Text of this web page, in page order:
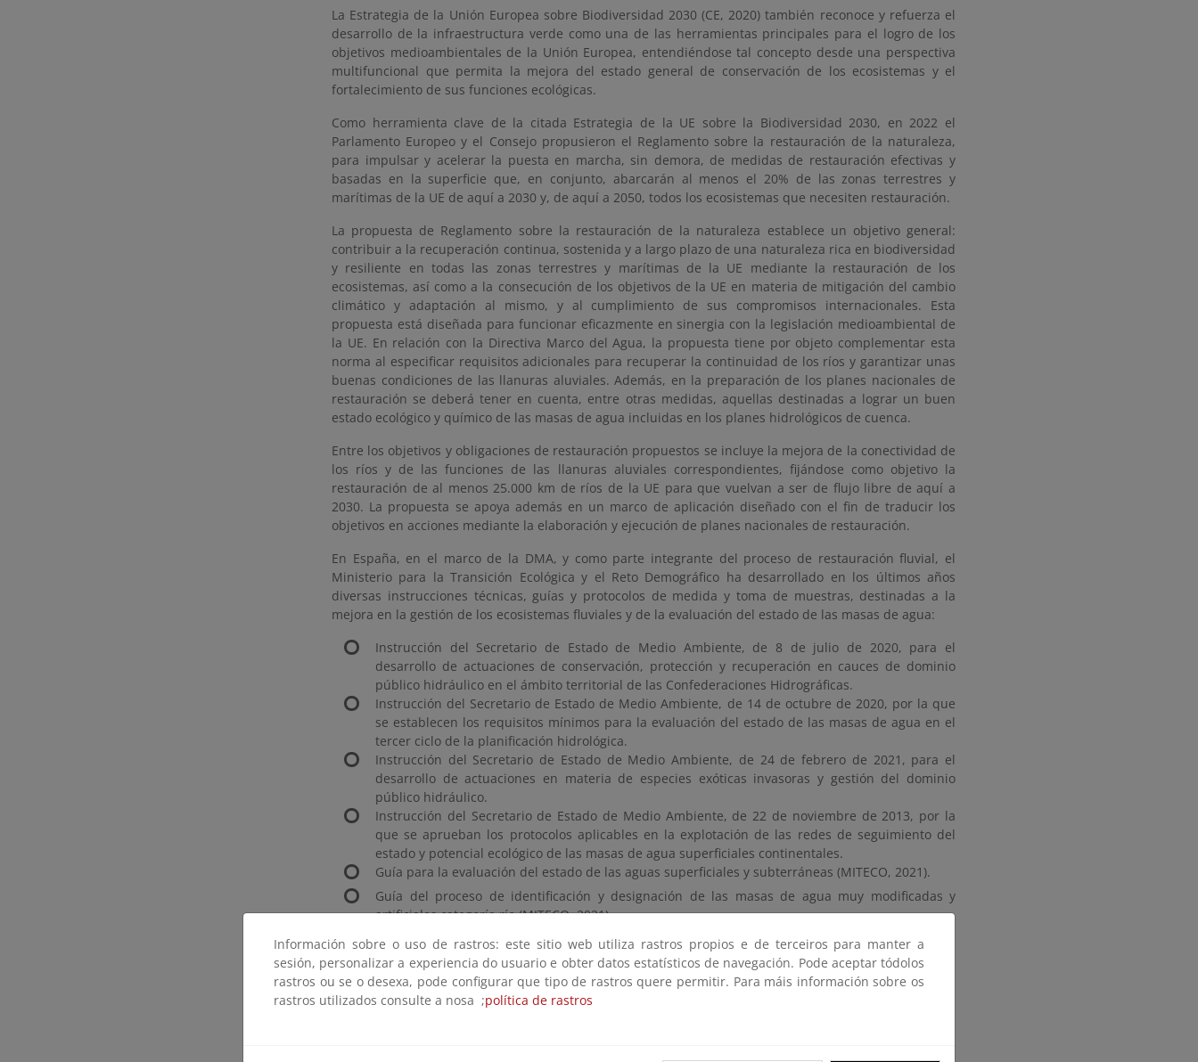
La Estrategia de la Unión Europea sobre Biodiversidad 2030 (CE, 2020) también reconoce y refuerza el
desarrollo de la infraestructura verde como una de las herramientas principales para el logro de los
objetivos medioambientales de la Unión Europea, entendiéndose tal concepto desde una perspectiva
multifuncional que permita la mejora del estado general de conservación de los ecosistemas y el
fortalecimiento de sus funciones ecológicas.
Como herramienta clave de la citada Estrategia de la UE sobre la Biodiversidad 2030, en 2022 el
Parlamento Europeo y el Consejo propusieron el Reglamento sobre la restauración de la naturaleza,
para impulsar y acelerar la puesta en marcha, sin demora, de medidas de restauración efectivas y
basadas en la superficie que, en conjunto, abarcarán al menos el 20% de las zonas terrestres y
marítimas de la UE de aquí a 2030 y, de aquí a 2050, todos los ecosistemas que necesiten restauración.
La propuesta de Reglamento sobre la restauración de la naturaleza establece un objetivo general:
contribuir a la recuperación continua, sostenida y a largo plazo de una naturaleza rica en biodiversidad
y resiliente en todas las zonas terrestres y marítimas de la UE mediante la restauración de los
ecosistemas, así como a la consecución de los objetivos de la UE en materia de mitigación del cambio
climático y adaptación al mismo, y al cumplimiento de sus compromisos internacionales. Esta
propuesta está diseñada para funcionar eficazmente en sinergia con la legislación medioambiental de
la UE. En relación con la Directiva Marco del Agua, la propuesta tiene por objeto complementar esta
norma al especificar requisitos adicionales para recuperar la continuidad de los ríos y garantizar unas
buenas condiciones de las llanuras aluviales. Además, en la preparación de los planes nacionales de
restauración se deberá tener en cuenta, entre otras medidas, aquellas destinadas a lograr un buen
estado ecológico y químico de las masas de agua incluidas en los planes hidrológicos de cuenca.
Entre los objetivos y obligaciones de restauración propuestos se incluye la mejora de la conectividad de
los ríos y de las funciones de las llanuras aluviales correspondientes, fijándose como objetivo la
restauración de al menos 25.000 km de ríos de la UE para que vuelvan a ser de flujo libre de aquí a
2030. La propuesta se apoya además en un marco de aplicación diseñado con el fin de traducir los
objetivos en acciones mediante la elaboración y ejecución de planes nacionales de restauración.
En España, en el marco de la DMA, y como parte integrante del proceso de restauración fluvial, el
Ministerio para la Transición Ecológica y el Reto Demográfico ha desarrollado en los últimos años
diversas instrucciones técnicas, guías y protocolos de medida y toma de muestras, destinadas a la
mejora en la gestión de los ecosistemas fluviales y de la evaluación del estado de las masas de agua:
Instrucción del Secretario de Estado de Medio Ambiente, de 8 de julio de 2020, para el
desarrollo de actuaciones de conservación, protección y recuperación en cauces de dominio
público hidráulico en el ámbito territorial de las Confederaciones Hidrográficas.
Instrucción del Secretario de Estado de Medio Ambiente, de 14 de octubre de 2020, por la que
se establecen los requisitos mínimos para la evaluación del estado de las masas de agua en el
tercer ciclo de la planificación hidrológica.
Instrucción del Secretario de Estado de Medio Ambiente, de 24 de febrero de 2021, para el
desarrollo de actuaciones en materia de especies exóticas invasoras y gestión del dominio
público hidráulico.
Instrucción del Secretario de Estado de Medio Ambiente, de 22 de noviembre de 2013, por la
que se aprueban los protocolos aplicables en la explotación de las redes de seguimiento del
estado y potencial ecológico de las masas de agua superficiales continentales.
Guía para la evaluación del estado de las aguas superficiales y subterráneas (MITECO, 2021).
Guía del proceso de identificación y designación de las masas de agua muy modificadas y
artificiales categoría río (MITECO, 2021).
superficiales continentales.
Información sobre o uso de rastros: este sitio web utiliza rastros propios e de terceiros para manter a
sesión, personalizar a experiencia do usuario e obter datos estatísticos de navegación. Pode aceptar tódolos
rastros ou se o desexa, pode configurar que tipo de rastros quere permitir. Para máis información sobre os
rastros utilizados consulte a nosa ;política de rastros